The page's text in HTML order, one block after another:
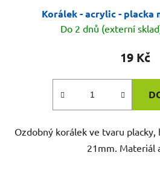
Korálek - acrylic - placka
Do 2 dnů (externí
19 Kč
Ozdobný korálek ve tvaru
21mm. Materiál